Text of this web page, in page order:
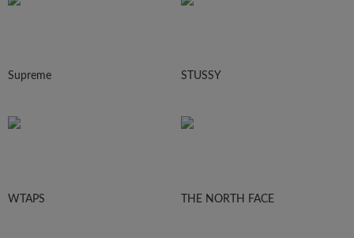
Supreme STUSSY
WTAPS THE NORTH FACE